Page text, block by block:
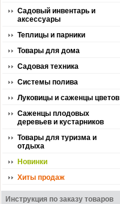
Садовый инвентарь и
аксессуары
Теплицы и парники
Товары для дома
Садовая техника
Системы полива
Луковицы и саженцы цветов
Саженцы плодовых
деревьев и кустарников
Товары для туризма и
отдыха
Новинки
Хиты продаж
Инструкция по заказу товаров